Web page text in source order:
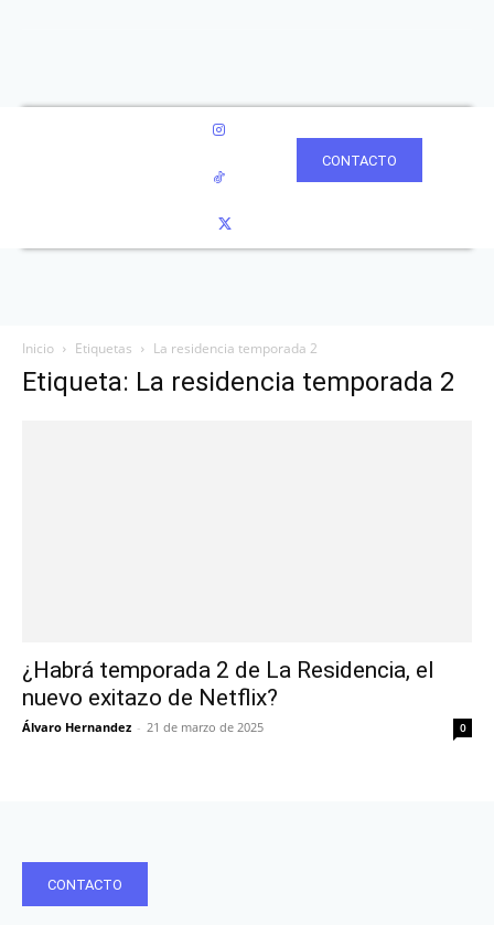
CONTACTO
Inicio Etiquetas La residencia temporada 2
Etiqueta: La residencia temporada 2
¿Habrá temporada 2 de La Residencia, el
nuevo exitazo de Netflix?
Álvaro Hernandez - 21 de marzo de 2025 0
CONTACTO